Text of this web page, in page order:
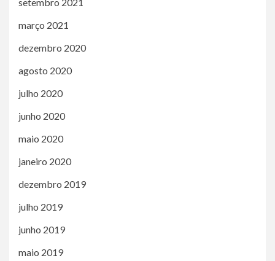
março 2021
dezembro 2020
agosto 2020
julho 2020
junho 2020
maio 2020
janeiro 2020
dezembro 2019
julho 2019
junho 2019
maio 2019